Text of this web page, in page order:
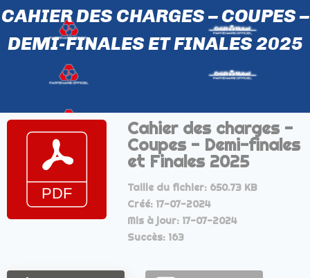
CAHIER DES CHARGES – COUPES –
DEMI-FINALES ET FINALES 2025
Cahier des charges -
Coupes - Demi-finales
et Finales 2025
Taille du fichier: 650.73 KB
Créé: 17-07-2024
Mis à jour: 17-07-2024
Succès: 163